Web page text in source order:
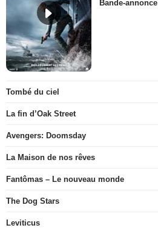
Bande-annonce
Tombé du ciel
La fin d’Oak Street
Avengers: Doomsday
La Maison de nos rêves
Fantômas – Le nouveau monde
The Dog Stars
Leviticus